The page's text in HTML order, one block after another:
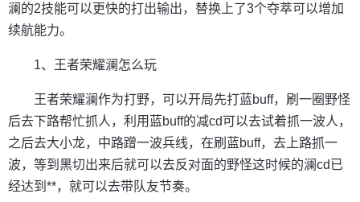
澜的2技能可以更快的打出输出，替换上了3个夺萃可以增加
续航能力。
1、王者荣耀澜怎么玩
王者荣耀澜作为打野，可以开局先打蓝buff，刷一圈野怪
后去下路帮忙抓人，利用蓝buff的减cd可以去试着抓一波人，
之后去大小龙，中路蹭一波兵线，在刷蓝buff，去上路抓一
波，等到黑切出来后就可以去反对面的野怪这时候的澜cd已
经达到**，就可以去带队友节奏。